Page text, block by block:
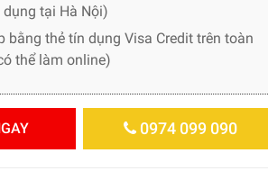
dụng tại Hà Nội)
bằng thẻ tín dụng Visa Credit trên toàn
thể làm online)
0974 099 090